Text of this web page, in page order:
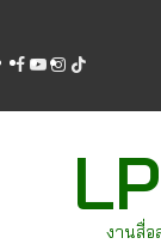
content
facebook
youtube
instagram
tiktok
งานสื่อ